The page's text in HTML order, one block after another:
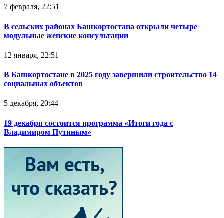
7 февраля, 22:51
В сельских районах Башкортостана открыли четыре
модульные женские консультации
12 января, 22:51
В Башкортостане в 2025 году завершили строительство 14
социальных объектов
5 декабря, 20:44
19 декабря состоится программа «Итоги года с
Владимиром Путиным»